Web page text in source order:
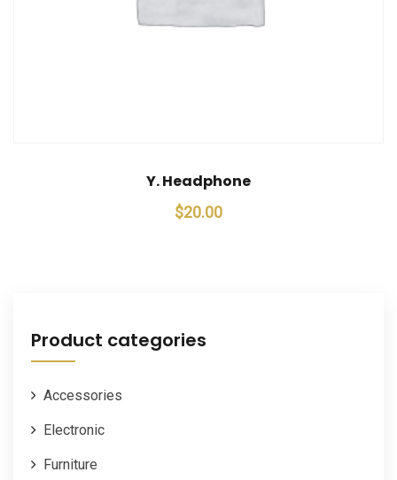
Y. Headphone
$20.00
Product categories
Accessories
Electronic
Furniture